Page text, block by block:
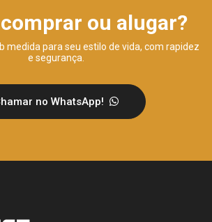
ou alugar?
medida para seu estilo de vida, com rapidez
e segurança.
no WhatsApp!